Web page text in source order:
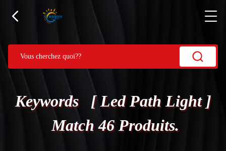
Keywords [ Led Path Light ]
Match 46 Produits.